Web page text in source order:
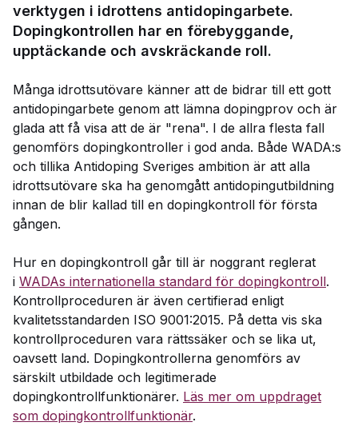
verktygen i idrottens antidopingarbete.
Dopingkontrollen har en förebyggande,
upptäckande och avskräckande roll.
Många idrottsutövare känner att de bidrar till ett gott
antidopingarbete genom att lämna dopingprov och är
glada att få visa att de är "rena". I de allra flesta fall
genomförs dopingkontroller i god anda. Både WADA:s
och tillika Antidoping Sveriges ambition är att alla
idrottsutövare ska ha genomgått antidopingutbildning
innan de blir kallad till en dopingkontroll för första
gången.
Hur en dopingkontroll går till är noggrant reglerat
i WADAs internationella standard för dopingkontroll.
Kontrollproceduren är även certifierad enligt
kvalitetsstandarden ISO 9001:2015. På detta vis ska
kontrollproceduren vara rättssäker och se lika ut,
oavsett land. Dopingkontrollerna genomförs av
särskilt utbildade och legitimerade
dopingkontrollfunktionärer. Läs mer om uppdraget
som dopingkontrollfunktionär.